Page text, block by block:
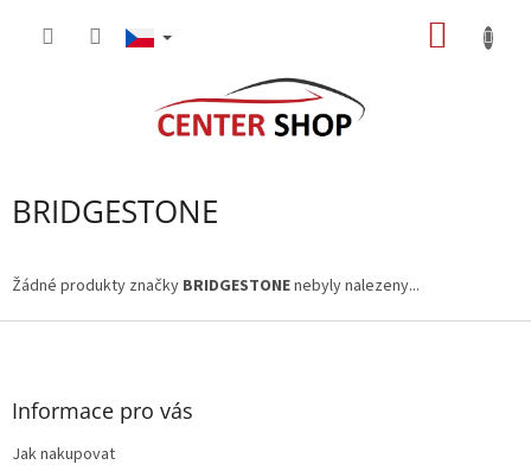
BRIDGESTONE
Žádné produkty značky BRIDGESTONEnebyly nalezeny...
Z
Informace pro vás
Jak nakupovat